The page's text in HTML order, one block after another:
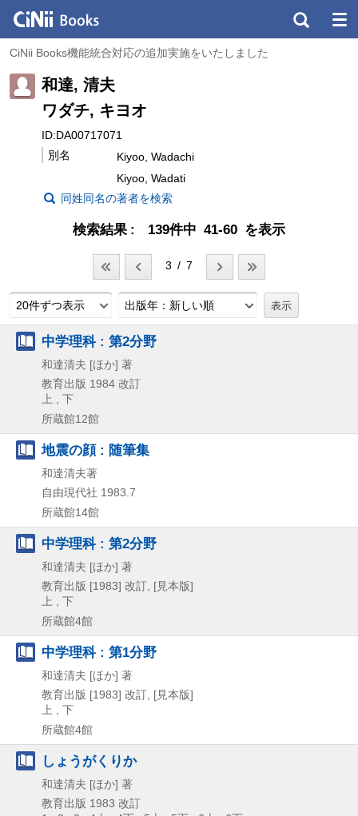
CiNii Books機能統合対応の追加実施をいたしました
和達, 清夫
ワダチ, キヨオ
ID:DA00717071
別名
Kiyoo, Wadachi
Kiyoo, Wadati
同姓同名の著者を検索
検索結果 139件中 41-60 を表示
3 / 7
20件ずつ表示 出版年：新しい順
中学理科 : 第2分野
和達清夫 [ほか] 著
教育出版 1984 改訂
上 , 下
所蔵館12館
地震の顔 : 随筆集
和達清夫著
自由現代社 1983.7
所蔵館14館
中学理科 : 第2分野
和達清夫 [ほか] 著
教育出版 [1983] 改訂, [見本版]
上 , 下
所蔵館4館
中学理科 : 第1分野
和達清夫 [ほか] 著
教育出版 [1983] 改訂, [見本版]
上 , 下
所蔵館4館
しょうがくりか
和達清夫 [ほか] 著
教育出版 1983 改訂